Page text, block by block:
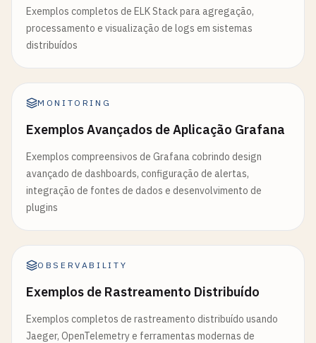
Exemplos completos de ELK Stack para agregação,
processamento e visualização de logs em sistemas
distribuídos
MONITORING
Exemplos Avançados de Aplicação Grafana
Exemplos compreensivos de Grafana cobrindo design
avançado de dashboards, configuração de alertas,
integração de fontes de dados e desenvolvimento de
plugins
OBSERVABILITY
Exemplos de Rastreamento Distribuído
Exemplos completos de rastreamento distribuído usando
Jaeger, OpenTelemetry e ferramentas modernas de